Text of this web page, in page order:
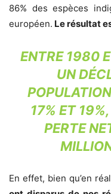
86% des espèces
européen. Le résultat
ENTRE 1980
UN
17% ET
PERTE
En effet, bien qu’en